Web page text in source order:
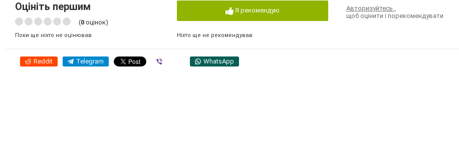
Оцініть першим
(0 оцінок)
Поки ще ніхто не оцінював
Я рекомендую
Ніхто ще не рекомендував
Авторизуйтесь,
щоб оцінити і порекомендувати
Reddit Telegram WhatsApp